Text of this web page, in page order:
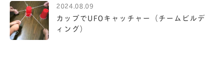
2024.08.09
カップでUFOキャッチャー（チームビルデ
ィング）